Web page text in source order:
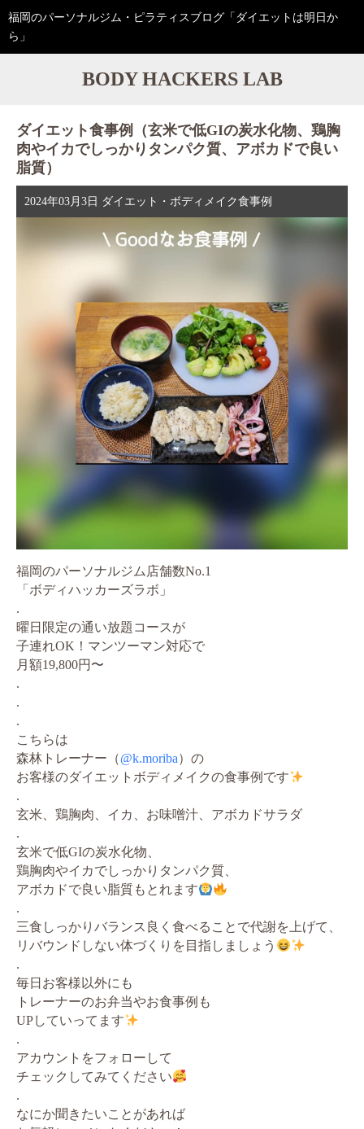
福岡のパーソナルジム・ピラティスブログ「ダイエットは明日か
ら」
BODY HACKERS LAB
ダイエット食事例（玄米で低GIの炭水化物、鶏胸
肉やイカでしっかりタンパク質、アボカドで良い
脂質）
2024年03月3日 ダイエット・ボディメイク食事例
福岡のパーソナルジム店舗数No.1
「ボディハッカーズラボ」
.
曜日限定の通い放題コースが
子連れOK！マンツーマン対応で
月額19,800円〜
.
.
.
こちらは
森林トレーナー（@k.moriba）の
お客様のダイエットボディメイクの食事例です
.
玄米、鶏胸肉、イカ、お味噌汁、アボカドサラダ
.
玄米で低GIの炭水化物、
鶏胸肉やイカでしっかりタンパク質、
アボカドで良い脂質もとれます
.
三食しっかりバランス良く食べることで代謝を上げて、
リバウンドしない体づくりを目指しましょう
.
毎日お客様以外にも
トレーナーのお弁当やお食事例も
UPしていってます
.
アカウントをフォローして
チェックしてみてください
.
なにか聞きたいことがあれば